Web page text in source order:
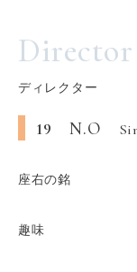
Director
ディレクター
19 N.O
座右の銘
趣味